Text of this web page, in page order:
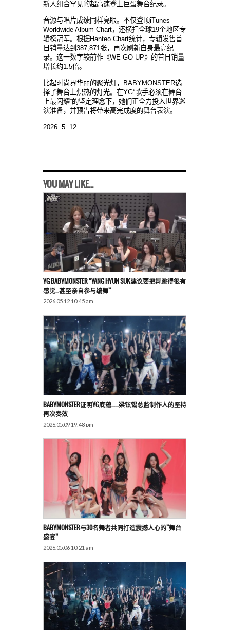
新人组合罕见的超高速登上巨蛋舞台纪录。
音源与唱片成绩同样亮眼。不仅登顶iTunes
Worldwide Album Chart， 还横扫全球19个地区专
辑榜冠军。根据Hanteo Chart统计， 专辑发售首
日 销量达到 387,871 张，再次刷新自身最高纪
录。 这一数字较前作《WE GO UP》的首日 销量
增长约1.5倍。
比起时尚界华丽的聚光灯， BABYMONSTER选
择了舞台上炽热的灯光。在YG“歌手必须在舞台
上最闪耀”的坚定理念下， 她们正全力投入世界巡
演准备， 并预告将带来高完成度的舞台表演。
2026. 5. 12.
YOU MAY LIKE...
YG BABYMONSTER “YANG HYUN SUK建议要把舞跳得很有
感觉…甚至亲自参与编舞”
2026.05.12 10:45 am
BABYMONSTER证明YG底蕴……梁铉锡总监制作人的坚持
再次奏效
2026.05.09 19:48 pm
BABYMONSTER与30名舞者共同打造震撼人心的”舞台
盛宴”
2026.05.06 10:21 am